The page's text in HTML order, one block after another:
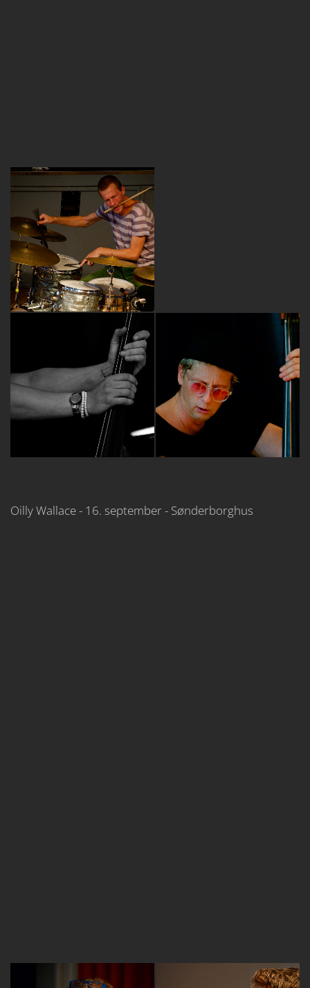
Oilly Wallace - 16. september - Sønderborghus